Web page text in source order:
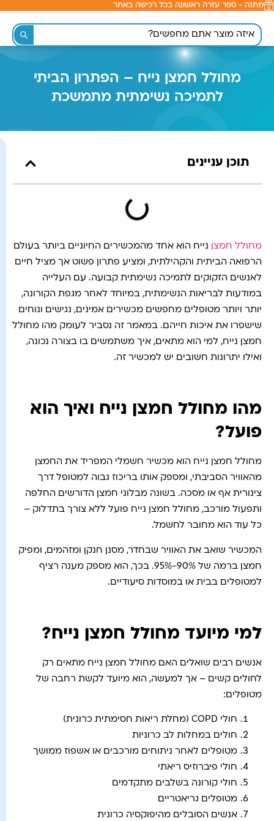
לתוכן
מתנה - ספר עזרה ראשונה בכל רכישה באתר
מחולל חמצן נייח – הפתרון הביתי
לתמיכה נשימתית מתמשכת
תוכן עניינים
מחולל חמצן נייח הוא אחד מהמכשירים החיוניים ביותר בעולם
הרפואה הביתית והקהילתית, ומציע פתרון פשוט אך מציל חיים
לאנשים הזקוקים לתמיכה נשימתית קבועה. עם העלייה
במודעות לבריאות הנשימתית, במיוחד לאחר מגפת הקורונה,
יותר ויותר מטופלים מחפשים מכשירים אמינים, נגישים ונוחים
שישפרו את איכות חייהם. במאמר זה נסביר לעומק מהו מחולל
חמצן נייח, למי הוא מתאים, איך משתמשים בו בצורה נכונה,
ואילו יתרונות חשובים יש למכשיר זה.
מהו מחולל חמצן נייח ואיך הוא
פועל?
מחולל חמצן נייח הוא מכשיר חשמלי המפריד את החמצן
מהאוויר הסביבתי, ומספק אותו בריכוז גבוה למטופל דרך
צינורית אף או מסכה. בשונה מבלוני חמצן הדורשים החלפה
ותפעול מורכב, מחולל חמצן נייח פועל ללא צורך בתדלוק –
כל עוד הוא מחובר לחשמל.
המכשיר שואב את האוויר שבחדר, מסנן חנקן ומזהמים, ומפיק
חמצן ברמה של 90%-95%. בכך, הוא מספק מענה רציף
למטופלים בבית או במוסדות סיעודיים.
למי מיועד מחולל חמצן נייח?
אנשים רבים שואלים האם מחולל חמצן נייח מתאים רק
לחולים קשים – אך למעשה, הוא מיועד לקשת רחבה של
מטופלים:
חולי COPD (מחלת ריאות חסימתית כרונית)
חולים במחלות לב כרוניות
מטופלים לאחר ניתוחים מורכבים או אשפוז ממושך
חולי פיברוזיס ריאתי
חולי קורונה בשלבים מתקדמים
מטופלים גריאטריים
אנשים הסובלים מהיפוקסיה כרונית